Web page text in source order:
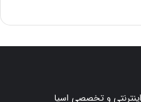
و تخصصی اسپا